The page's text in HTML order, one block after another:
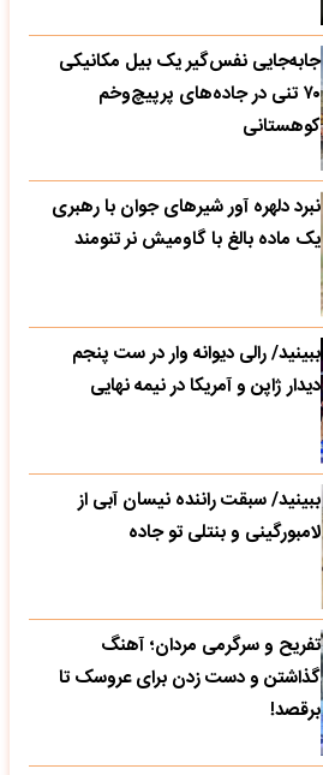
جابه‌جایی نفس‌گیر یک بیل مکانیکی
۷۰ تنی در جاده‌های پرپیچ‌وخم
کوهستانی
نبرد دلهره آور شیرهای جوان با رهبری
یک ماده بالغ با گاومیش نر تنومند
ببینید/ رالی دیوانه وار در ست پنجم
دیدار ژاپن و آمریکا در نیمه نهایی
ببینید/ سبقت راننده نیسان آبی از
لامبورگینی و بنتلی تو جاده
تفریح و سرگرمی مردان؛ آهنگ
گذاشتن و دست زدن برای عروسک تا
برقصد!